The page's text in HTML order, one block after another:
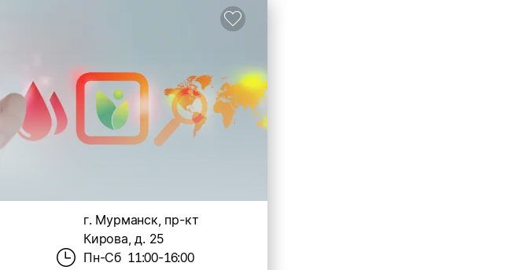
г. Мурманск, пр-кт
Кирова, д. 25
Пн-Сб 11:00-16:00